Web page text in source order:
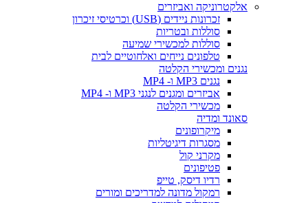
אלקטרוניקה ואביזרים
זכרונות ניידים (USB) וכרטיסי זיכרון
סוללות ובטריות
סוללות למכשירי שמיעה
טלפונים נייחים ואלחוטיים לבית
נגנים ומכשירי הקלטה
נגנים MP3 ו- MP4
אביזרים ומגנים לנגני MP3 ו- MP4
מכשירי הקלטה
סאונד ומדיה
מיקרופונים
מסגרות דיגיטליות
מקרני קול
פטיפונים
רדיו דיסק, טייפ
רמקול מדונה למדריכים ומורים